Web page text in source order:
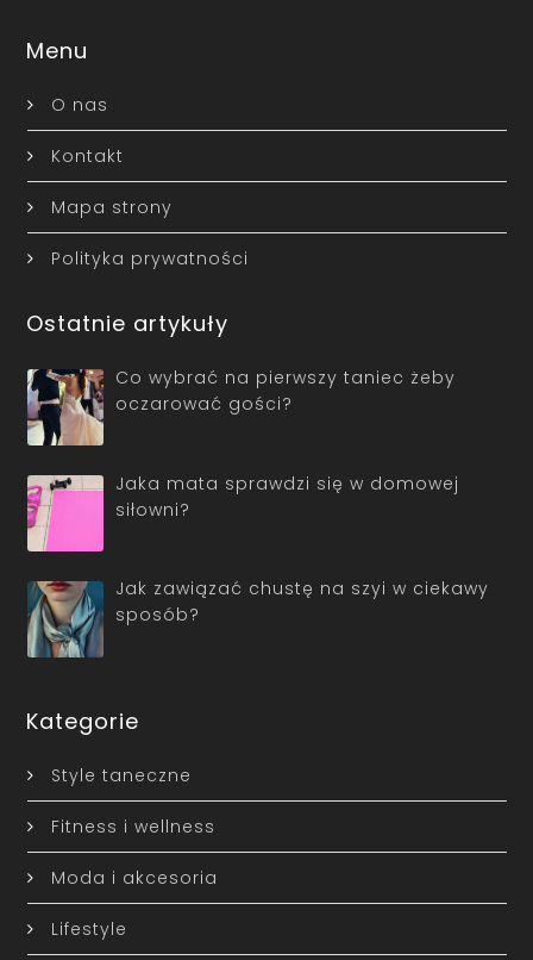
Menu
O nas
Kontakt
Mapa strony
Polityka prywatności
Ostatnie artykuły
Co wybrać na pierwszy taniec żeby
oczarować gości?
Jaka mata sprawdzi się w domowej
siłowni?
Jak zawiązać chustę na szyi w ciekawy
sposób?
Kategorie
Style taneczne
Fitness i wellness
Moda i akcesoria
Lifestyle